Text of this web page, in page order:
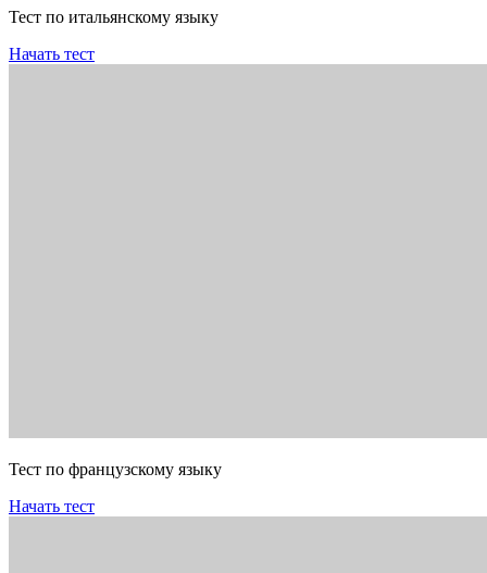
Тест по итальянскому языку
Начать тест
Тест по французскому языку
Начать тест